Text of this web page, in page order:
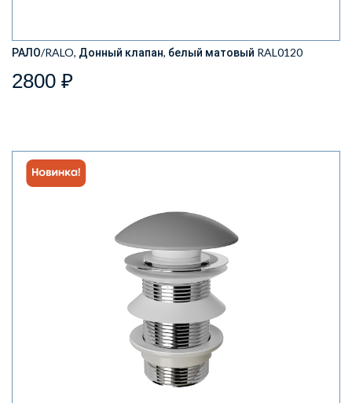
РАЛО/RALO, Донный клапан, белый матовый RAL0120
2800 ₽